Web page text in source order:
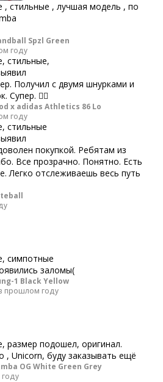
, стильные , лучшая модель , по
Spzl Green
году
стильные,
Получил с двумя шнурками и
Супер. 👍🏻
x adidas Athletics 86 Lo
году
стильные
покупкой. Ребятам из
Все прозрачно. Понятно. Есть
Легко отслеживаешь весь путь
симпотные
заломы(
1 Black Yellow
прошлом году
размер подошел, оригинал.
, Unicorn, буду заказывать ещё
OG White Green Grey